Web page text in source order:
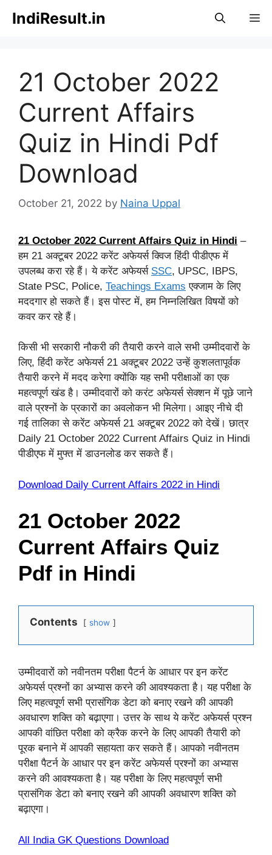
IndiResult.in
21 October 2022
Current Affairs
Quiz in Hindi Pdf
Download
October 21, 2022 by Naina Uppal
21 October 2022 Current Affairs Quiz in Hindi –
हम 21 अक्टूबर 2022 करेंट अफेयर्स क्विज हिंदी पीडीएफ में
उपलब्ध करा रहे हैं। ये करेंट अफेयर्स SSC, UPSC, IBPS,
State PSC, Police, Teachings Exams एक्जाम के लिए
मददगार हो सकते हैं। इस पोस्ट में, हम निम्नलिखित विषयों को
कवर कर रहे हैं।
किसी भी सरकारी नौकरी की तैयारी करने वाले सभी उम्मीदवारों के
लिए, हिंदी करेंट अफेयर्स 21 अक्टूबर 2022 उन्हें कुशलतापूर्वक
तैयारी करने में मदद करेगा क्योंकि यह सभी परीक्षाओं का एक
महत्वपूर्ण खंड है। उम्मीदवारों को करंट अफेयर्स सेक्शन में पूछे जाने
वाले प्रश्नों के प्रकारों का अवलोकन भी मिलेगा। आइए नीचे दी
गई तालिका से करेंट अफेयर्स 21 अक्टूबर 2022 को देखें। छात्र
Daily 21 October 2022 Current Affairs Quiz in Hindi
पीडीएफ में मुफ्त में डाउनलोड कर सकते हैं।
Download Daily Current Affairs 2022 in Hindi
21 October 2022
Current Affairs Quiz
Pdf in Hindi
Contents show
उम्मीदवारों को नवीनतम परीक्षा पैटर्न के आधार पर इन करेंट
अफेयर्स प्रश्नों का अभ्यास करने की आवश्यकता है। यह परीक्षा के
लिए महत्वपूर्ण सभी प्रासंगिक डेटा को बनाए रखने की आपकी
अवधारण शक्ति को बढ़ाएगा। उत्तर के साथ ये करेंट अफेयर्स प्रश्न
आपकी वांछित परीक्षा को क्रैक करने के लिए आपकी तैयारी को
पूरक बनाने में आपकी सहायता कर सकते हैं। आपको नवीनतम
परीक्षा पैटर्न के आधार पर इन करेंट अफेयर्स प्रश्नों का अभ्यास
करने की आवश्यकता है। यह परीक्षा के लिए महत्वपूर्ण सभी
प्रासंगिक डेटा को बनाए रखने की आपकी अवधारण शक्ति को
बढ़ाएगा।
All India GK Questions Download